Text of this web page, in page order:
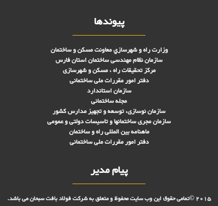
پیوندها
وزارت راه و شهرسازي معاونت مسکن و ساختمان
سازمان نظام مهندسی ساختمان استان فارس
مرکز تحقیقات راه ، مسکن و شهرسازی
دفتر امور مقررات ملی ساختمانی
سازمان استاندارد
مجله ساختمانی
سازمان نوسازی، توسعه و تجهیز مدارس کشور
سازمان مجری ساختمانها و تاسيسات دولتی و عمومی
ماهنامه بین المللی راه و ساختمان
دفتر امور مقررات ملی ساختمانی
پیام مدیر
2015 ©تمامی حقوق این وب سایت محفوظ و متعلق به شرکت فولاد بافت سبحان می باشد.